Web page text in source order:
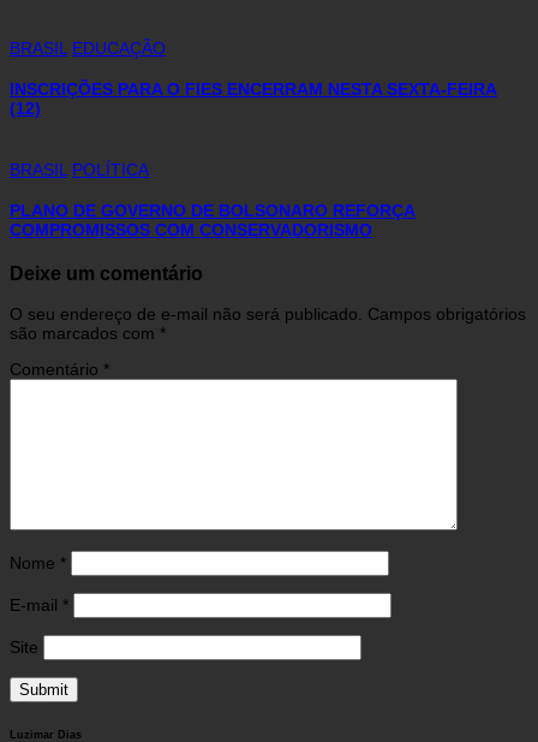
BRASIL EDUCAÇÃO
INSCRIÇÕES PARA O FIES ENCERRAM NESTA SEXTA-FEIRA
(12)
BRASIL POLÍTICA
PLANO DE GOVERNO DE BOLSONARO REFORÇA
COMPROMISSOS COM CONSERVADORISMO
Deixe um comentário
O seu endereço de e-mail não será publicado. Campos obrigatórios
são marcados com *
Comentário *
Nome *
E-mail *
Site
Luzimar Dias